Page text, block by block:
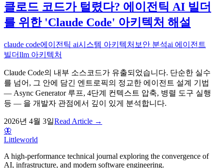
클로드 코드가 털렸다? 에이전틱 AI 빌더
를 위한 'Claude Code' 아키텍처 해설
claude code에이전틱 ai시스템 아키텍처 보안 분석ai 에이전트
빌더llm 아키텍처
Claude Code의 내부 소스코드가 유출되었습니다. 단순한 실수
를 넘어, 그 안에 담긴 엔트로픽의 정교한 에이전트 설계 기법
— Async Generator 루프, 4단계 컨텍스트 압축, 병렬 도구 실행
등 — 을 개발자 관점에서 깊이 있게 분석합니다.
2026년 4월 3일Read Article →
🦋
Littleworld
A high-performance technical journal exploring the convergence of
AI, infrastructure, and modern software engineering.